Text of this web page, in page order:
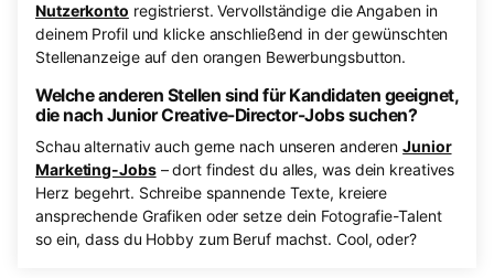
Nutzerkonto registrierst. Vervollständige die Angaben in
deinem Profil und klicke anschließend in der gewünschten
Stellenanzeige auf den orangen Bewerbungsbutton.
Welche anderen Stellen sind für Kandidaten geeignet,
die nach Junior Creative-Director-Jobs suchen?
Schau alternativ auch gerne nach unseren anderenJunior
Marketing-Jobs– dort findest du alles, was dein kreatives
Herz begehrt. Schreibe spannende Texte, kreiere
ansprechende Grafiken oder setze dein Fotografie-Talent
so ein, dass du Hobby zum Beruf machst. Cool, oder?